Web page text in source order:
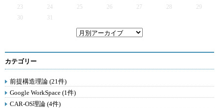
23
24 25 26 27 28
29
30
31
カテゴリー
前提構造理論 (21件)
Google WorkSpace (1件)
CAR-OS理論 (4件)